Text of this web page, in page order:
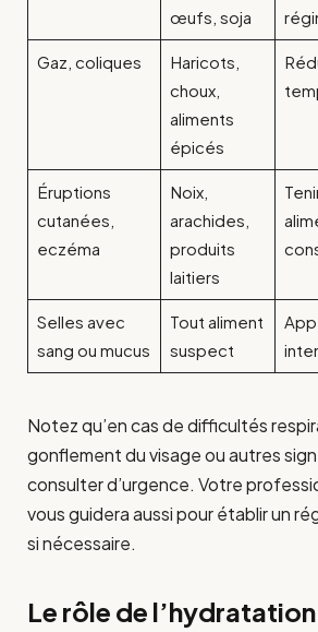
œufs, soja
Gaz, coliques
Haricots,
choux,
aliments
épicés
Éruptions
cutanées,
eczéma
Noix,
arachides,
produits
laitiers
Selles avec
sang ou mucus
Tout aliment
suspect
Notez qu’en cas de difficultés
gonflement du visage ou autres
consulter d’urgence. Votre
vous guidera aussi pour établir un
si nécessaire.
Le rôle de